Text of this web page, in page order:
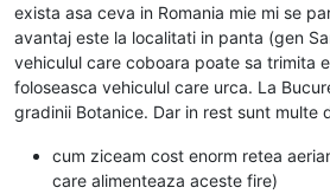
exista asa ceva in Romania mie mi se
avantaj este la localitati in panta (gen
vehiculul care coboara poate sa trimita
foloseasca vehiculul care urca. La
gradinii Botanice. Dar in rest sunt multe
cum ziceam cost enorm retea
care alimenteaza aceste fire)